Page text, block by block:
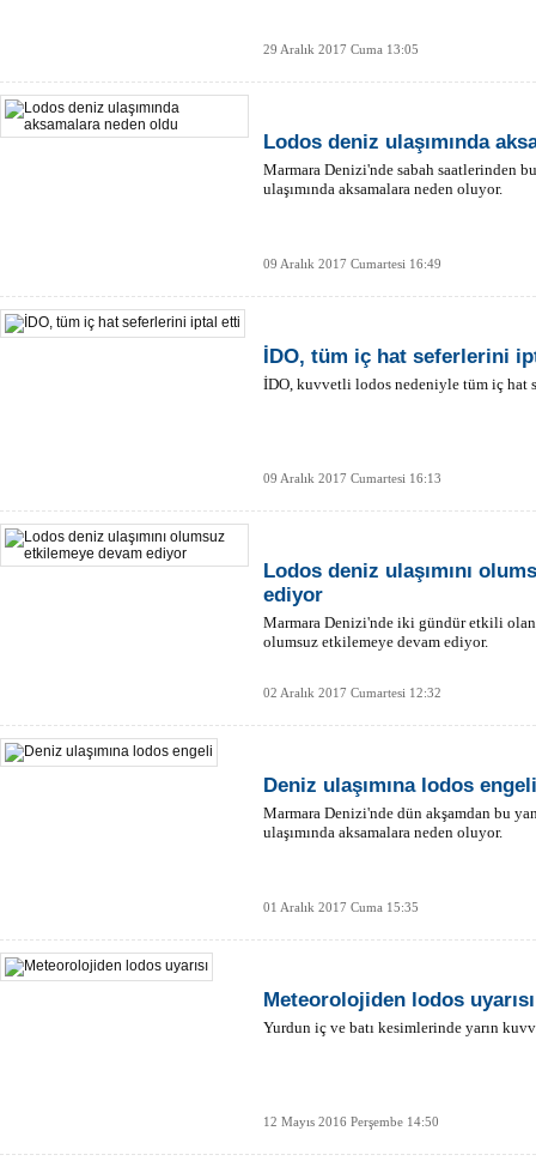
29 Aralık 2017 Cuma 13:05
Lodos deniz ulaşımında
Marmara Denizi'nde sabah saatlerinden
ulaşımında aksamalara neden oluyor.
09 Aralık 2017 Cumartesi 16:49
İDO, tüm iç hat seferlerini
İDO, kuvvetli lodos nedeniyle tüm iç hat
09 Aralık 2017 Cumartesi 16:13
Lodos deniz ulaşımını
ediyor
Marmara Denizi'nde iki gündür etkili olan
olumsuz etkilemeye devam ediyor.
02 Aralık 2017 Cumartesi 12:32
Deniz ulaşımına lodos engeli
Marmara Denizi'nde dün akşamdan bu
ulaşımında aksamalara neden oluyor.
01 Aralık 2017 Cuma 15:35
Meteorolojiden lodos uyarısı
Yurdun iç ve batı kesimlerinde yarın
12 Mayıs 2016 Perşembe 14:50